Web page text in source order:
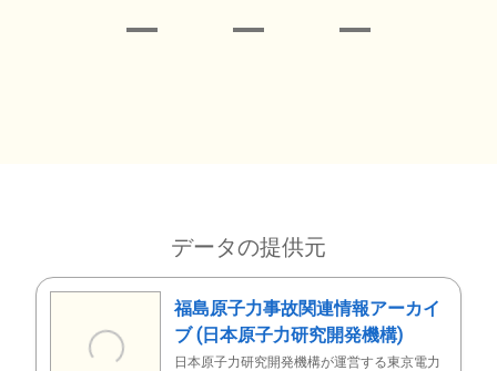
データの提供元
福島原子力事故関連情報アーカイ
ブ (日本原子力研究開発機構)
日本原子力研究開発機構が運営する東京電力